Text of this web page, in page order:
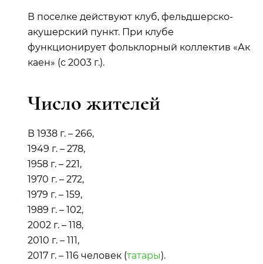
В поселке действуют клуб, фельдшерско-
акушерский пункт. При клубе
функционирует фольклорный коллектив «Ак
каен» (с 2003 г.).
Число жителей
В 1938 г. – 266,
1949 г. – 278,
1958 г. – 221,
1970 г. – 272,
1979 г. – 159,
1989 г. – 102,
2002 г. – 118,
2010 г. – 111,
2017 г. – 116 человек (татары).